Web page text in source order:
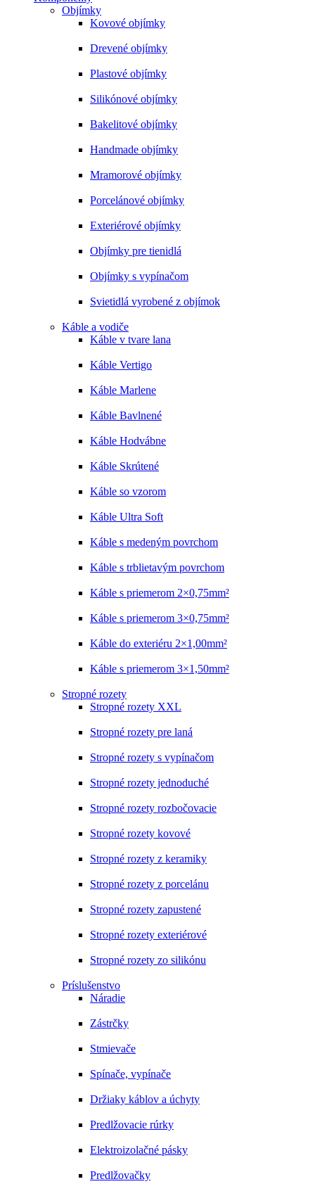
Objímky
Kovové objímky
Drevené objímky
Plastové objímky
Silikónové objímky
Bakelitové objímky
Handmade objímky
Mramorové objímky
Porcelánové objímky
Exteriérové objímky
Objímky pre tienidlá
Objímky s vypínačom
Svietidlá vyrobené z objímok
Káble a vodiče
Káble v tvare lana
Káble Vertigo
Káble Marlene
Káble Bavlnené
Káble Hodvábne
Káble Skrútené
Káble so vzorom
Káble Ultra Soft
Káble s medeným povrchom
Káble s trblietavým povrchom
Káble s priemerom 2×0,75mm²
Káble s priemerom 3×0,75mm²
Káble do exteriéru 2×1,00mm²
Káble s priemerom 3×1,50mm²
Stropné rozety
Stropné rozety XXL
Stropné rozety pre laná
Stropné rozety s vypínačom
Stropné rozety jednoduché
Stropné rozety rozbočovacie
Stropné rozety kovové
Stropné rozety z keramiky
Stropné rozety z porcelánu
Stropné rozety zapustené
Stropné rozety exteriérové
Stropné rozety zo silikónu
Príslušenstvo
Náradie
Zástrčky
Stmievače
Spínače, vypínače
Držiaky káblov a úchyty
Predlžovacie rúrky
Elektroizolačné pásky
Predlžovačky